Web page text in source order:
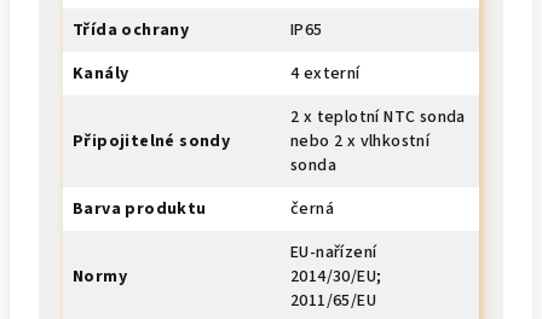
Třída ochrany
IP65
Kanály
4 externí
Připojitelné sondy
2 x teplotní NTC sonda
nebo 2 x vlhkostní
sonda
Barva produktu
černá
Normy
EU-nařízení
2014/30/EU;
2011/65/EU